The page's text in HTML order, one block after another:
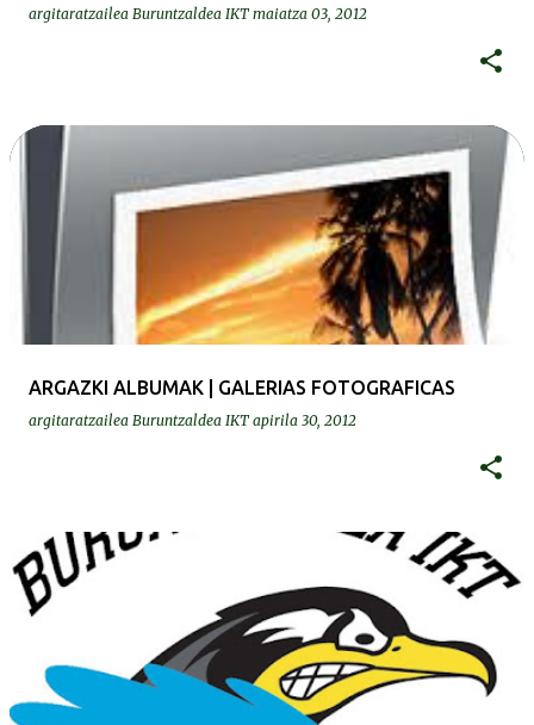
argitaratzailea Buruntzaldea IKT maiatza 03, 2012
ARGAZKI ALBUMAK | GALERIAS FOTOGRAFICAS
argitaratzailea Buruntzaldea IKT apirila 30, 2012